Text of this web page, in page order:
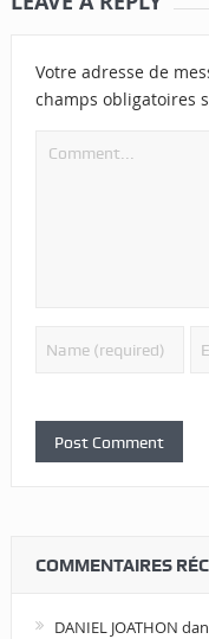
Votre adresse de
champs obligatoires
COMMENTAIRES
DANIEL JOATHON